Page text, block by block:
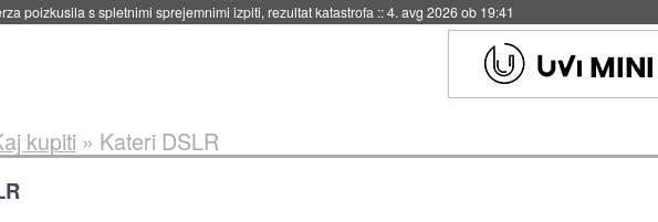
poizkusila s spletnimi sprejemnimi izpiti, rezultat katastrofa ::4. avg 2026 ob 19:41
kupiti » Kateri DSLR